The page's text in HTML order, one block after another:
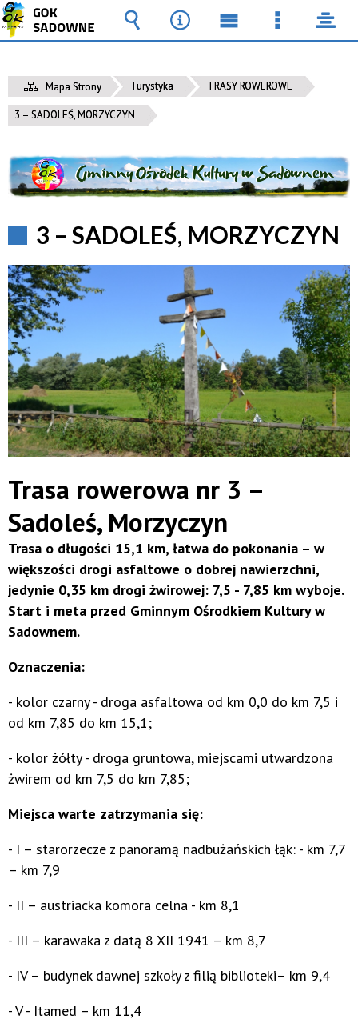
Mapa Strony Turystyka TRASY ROWEROWE
3 – SADOLEŚ, MORZYCZYN
3 – SADOLEŚ, MORZYCZYN
Trasa rowerowa nr 3 –
Sadoleś, Morzyczyn
Trasa o długości 15,1 km, łatwa do pokonania – w
większości drogi asfaltowe o dobrej nawierzchni,
jedynie 0,35 km drogi żwirowej: 7,5 - 7,85 km wyboje.
Start i meta przed Gminnym Ośrodkiem Kultury w
Sadownem.
Oznaczenia:
- kolor czarny - droga asfaltowa od km 0,0 do km 7,5 i
od km 7,85 do km 15,1;
- kolor żółty - droga gruntowa, miejscami utwardzona
żwirem od km 7,5 do km 7,85;
Miejsca warte zatrzymania się:
- I – starorzecze z panoramą nadbużańskich łąk: - km 7,7
– km 7,9
- II – austriacka komora celna - km 8,1
- III – karawaka z datą 8 XII 1941 – km 8,7
- IV – budynek dawnej szkoły z filią biblioteki– km 9,4
- V - Itamed – km 11,4
Wyszukiwarka
Narzędzia
MenuMenu